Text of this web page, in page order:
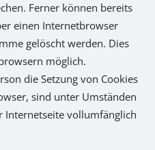
Ferner können bereits
einen Internetbrowser
gelöscht werden. Dies
möglich.
die Setzung von Cookies
sind unter Umständen
Internetseite vollumfänglich